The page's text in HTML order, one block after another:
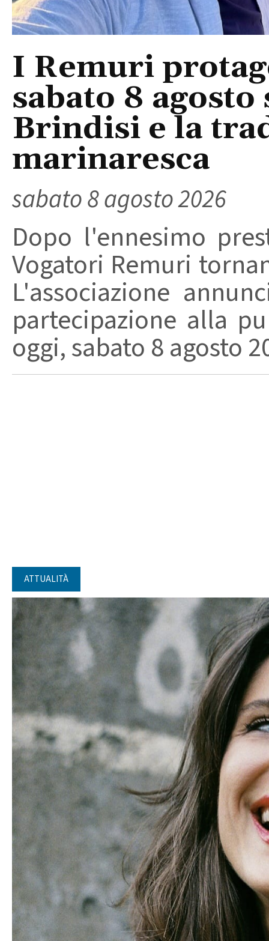
I Remuri
sabato 8
Brindisi e la
marinaresca
sabato 8 agosto 2026
Dopo l'ennesimo
Vogatori Remuri
L'associazione
partecipazione alla
oggi, sabato 8 agosto
ATTUALITÀ